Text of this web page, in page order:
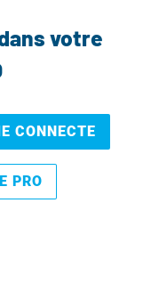
votre
CONNECTE
PRO